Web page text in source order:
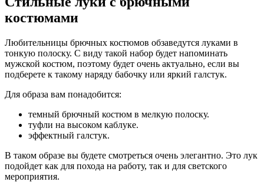
костюмами
Любительницы брючных костюмов обзаведутся луками в
тонкую полоску. С виду такой набор будет напоминать
мужской костюм, поэтому будет очень актуально, если вы
подберете к такому наряду бабочку или яркий галстук.
Для образа вам понадобится:
темный брючный костюм в мелкую полоску.
туфли на высоком каблуке.
эффектный галстук.
В таком образе вы будете смотреться очень элегантно. Это лук
подойдет как для похода на работу, так и для светского
мероприятия.